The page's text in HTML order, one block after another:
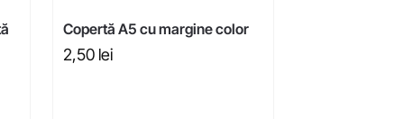
Copertă A5 cu margine color
2,50 lei